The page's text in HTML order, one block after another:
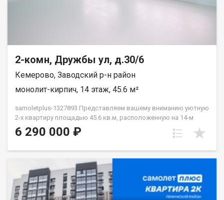
2-комн, Дружбы ул, д.30/6
Кемерово, Заводский р-н район
монолит-кирпич, 14 этаж, 45.6 м²
samoletplus-1327893 Представляем вашему вниманию уютную
2-х квартиру площадью 45.6 кв.м, расположенную на 14-м
этаже жилого комплекса "Южный". Это предложение
идеально подходит для тех, кто ценит комфорт, светлое
Высота потолков: впечатляющие 3,5 метра создают
ощущение простора и свободы. Панорамные окна: наполняют
квартиру естественным светом и открывают
захватывающие виды.* Возможность перепланировки:
6 290 000 ₽